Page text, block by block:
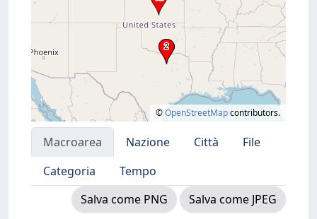
©OpenStreetMapcontributors.
Macroarea Nazione Città
File
Categoria
Tempo
Salva come PNG
Salva come JPEG